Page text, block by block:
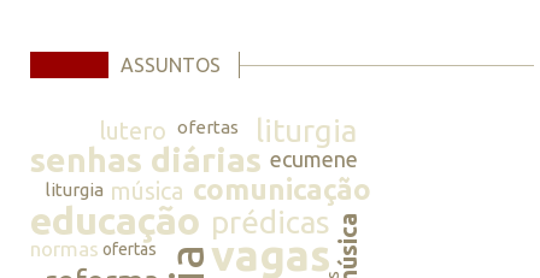
ASSUNTOS
lutero ofertas liturgia
senhas diárias ecumene
liturgia música comunicação
educação prédicasmúsica
normas ofertas vagas